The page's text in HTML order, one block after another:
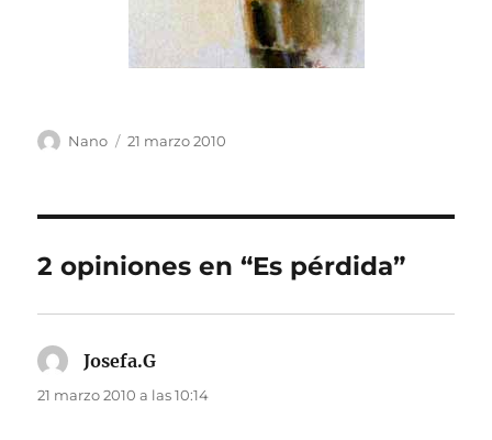
Autor
Nano
Publicado
21 marzo 2010
2 opiniones en “Es pérdida”
Josefa.G
21 marzo 2010 a las 10:14